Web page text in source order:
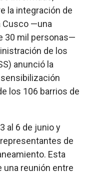
la integración de
Cusco —una
30 mil personas—
de los
anunció la
los 106 barrios de
al 6 de junio y
de
Esta
una reunión entre